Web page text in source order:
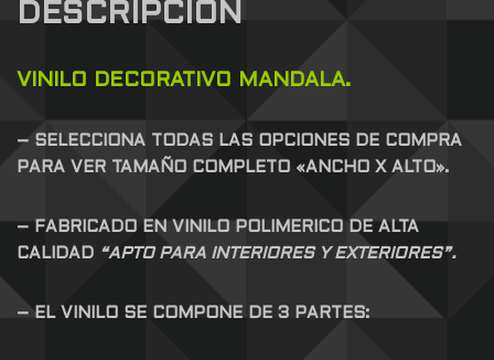
DESCRIPCIÓN
VINILO DECORATIVO MANDALA.
– SELECCIONA TODAS LAS OPCIONES DE COMPRA
PARA VER TAMAÑO COMPLETO «ANCHO X ALTO».
– FABRICADO EN VINILO POLIMERICO DE ALTA
CALIDAD “APTO PARA INTERIORES Y EXTERIORES”.
– EL VINILO SE COMPONE DE 3 PARTES: